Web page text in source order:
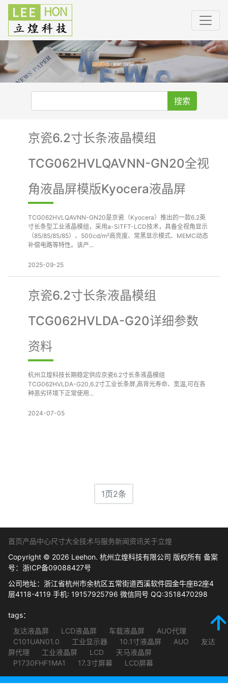
搜索
京瓷6.2寸长条液晶模组
TCG062HVLQAVNN-GN20全视
角液晶屏模版Kyocera液晶屏
TCG062HVLQAVNN-GN20是京瓷（Kyocera）推出的一款6.2英
寸长条型工业液晶模组，采用a-SiTFT-LCD技术，具备全视角显示
（85/85/85/85）、500cd/m²高亮度、常黑显示模式、MEMC动态
补偿电路等特性。该产...
2025-09-25
京瓷6.2寸长条液晶模组
TCG062HVLDA-G20详细参数
资料
杭州立煌科技长期稳定供应京瓷6.2寸长条液晶模组
TCG062HVLDA-G20,6.2寸工业长条屏,高背光寿命、宽温,可在各
种恶劣环境下正常使用...
2024-07-05
1页2条
首页产品中心尺寸大全技术与服务新闻资讯关于立煌
Copyright © 2026 Leehon. 杭州立煌科技有限公司 版权所有 备案
号： 浙ICP备09088427号
公司地址：浙江省杭州市余杭区五常街道西溪软件园金牛座B2座4
层4118-4119 手机: 19157925796 微信同号 QQ:3518470298
tags：
友达液晶屏
LCD液晶屏 车载液晶屏
AUO代理
C101UAN01.0
工业显示器 10.1寸液晶屏 AUO
友达
屏代理
工业液晶屏 LCD
天马液晶屏
P1730FHF1MA1
17.3寸屏幕 LCD屏幕